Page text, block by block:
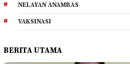
NELAYAN ANAMBAS
VAKSINASI
BERITA UTAMA